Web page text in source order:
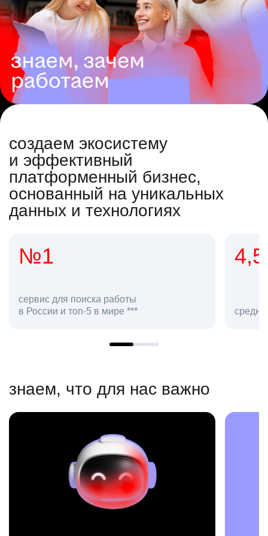
создаем экосистему
и эффективный
платформенный бизнес,
основанный на уникальных
данных и технологиях
средняя оценка hh.ru как работодателя **
знаем, что для нас важно